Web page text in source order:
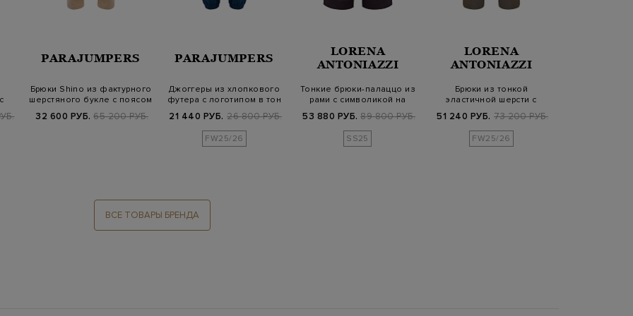
PARAJUMPERS
Брюки Shino из фактурного
шерстяного букле с поясом
32 600 РУБ. 65 200 РУБ.
PARAJUMPERS
Джоггеры из хлопкового
футера с логотипом в тон
21 440 РУБ. 26 800 РУБ.
FW25/26
LORENA
ANTONIAZZI
Тонкие брюки-палаццо из
рами с символикой на
53 880 РУБ. 89 800 РУБ.
SS25
LORENA
ANTONIAZZI
Брюки из тонкой
эластичной шерсти с
51 240 РУБ. 73 200 РУБ.
FW25/26
ВСЕ ТОВАРЫ БРЕНДА